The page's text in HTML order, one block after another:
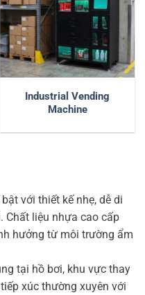
Industrial Vending
Machine
với thiết kế nhẹ, dễ di
Chất liệu nhựa cao cấp
hưởng từ môi trường ẩm
tại hồ bơi, khu vực thay
xúc thường xuyên với